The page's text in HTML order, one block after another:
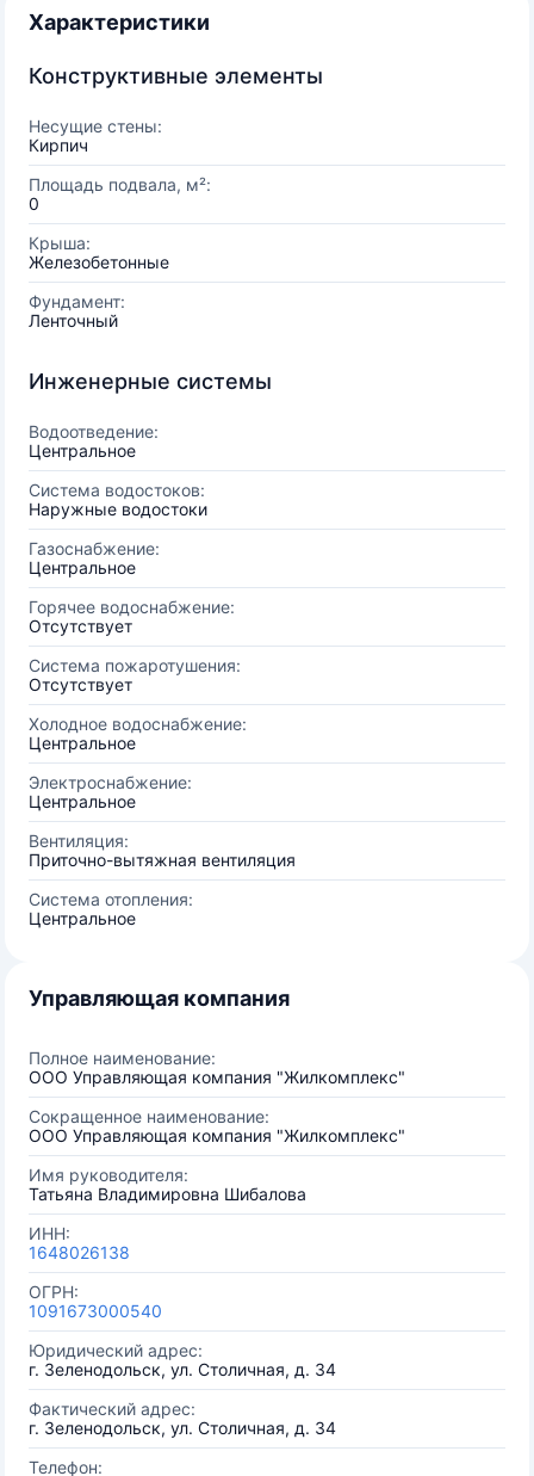
Характеристики
Конструктивные элементы
Несущие стены:
Кирпич
Площадь подвала, м²:
0
Крыша:
Железобетонные
Фундамент:
Ленточный
Инженерные системы
Водоотведение:
Центральное
Система водостоков:
Наружные водостоки
Газоснабжение:
Центральное
Горячее водоснабжение:
Отсутствует
Система пожаротушения:
Отсутствует
Холодное водоснабжение:
Центральное
Электроснабжение:
Центральное
Вентиляция:
Приточно-вытяжная вентиляция
Система отопления:
Центральное
Управляющая компания
Полное наименование:
ООО Управляющая компания "Жилкомплекс"
Сокращенное наименование:
ООО Управляющая компания "Жилкомплекс"
Имя руководителя:
Татьяна Владимировна Шибалова
ИНН:
1648026138
ОГРН:
1091673000540
Юридический адрес:
г. Зеленодольск, ул. Столичная, д. 34
Фактический адрес:
г. Зеленодольск, ул. Столичная, д. 34
Телефон: